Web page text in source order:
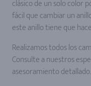
clásico de un solo color
fácil que cambiar un
este anillo tiene que
Realizamos todos los
Consulte a nuestros
asesoramiento detallado.